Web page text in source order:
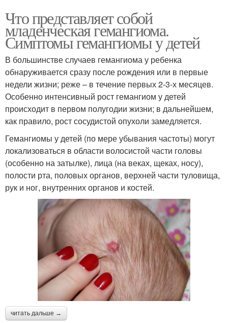
Что представляет собой
младенческая гемангиома.
Симптомы гемангиомы у детей
В большинстве случаев гемангиома у ребенка
обнаруживается сразу после рождения или в первые
недели жизни; реже – в течение первых 2-3-х месяцев.
Особенно интенсивный рост гемангиом у детей
происходит в первом полугодии жизни; в дальнейшем,
как правило, рост сосудистой опухоли замедляется.
Гемангиомы у детей (по мере убывания частоты) могут
локализоваться в области волосистой части головы
(особенно на затылке), лица (на веках, щеках, носу),
полости рта, половых органов, верхней части туловища,
рук и ног, внутренних органов и костей.
читать дальше →